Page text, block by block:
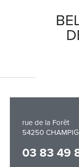
rue de la Forêt
54250
03 83 49
Téléphone